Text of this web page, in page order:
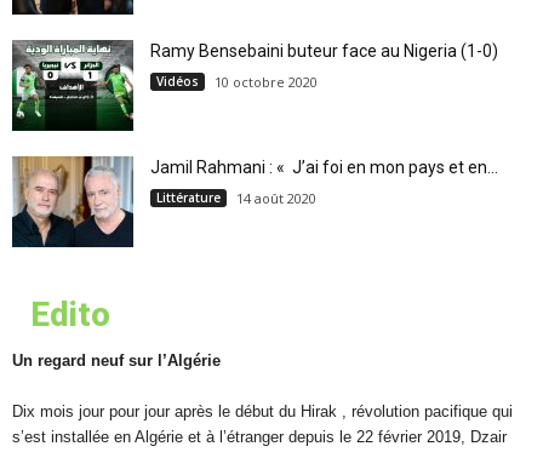
Ramy Bensebaini buteur face au Nigeria (1-0)
Vidéos 10 octobre 2020
Jamil Rahmani : « J’ai foi en mon pays et en...
Littérature 14 août 2020
Edito
Un regard neuf sur l’Algérie
Dix mois jour pour jour après le début du Hirak , révolution pacifique qui
s’est installée en Algérie et à l’étranger depuis le 22 février 2019, Dzair